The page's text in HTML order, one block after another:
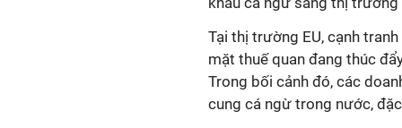
Tại thị trường EU, cạnh
mặt thuế quan đang thúc
Trong bối cảnh đó, các
cung cá ngừ trong nước,